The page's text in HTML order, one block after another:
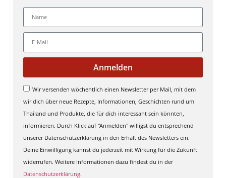
Wir versenden wöchentlich einen Newsletter per Mail, mit dem
wir dich über neue Rezepte, Informationen, Geschichten rund um
Thailand und Produkte, die für dich interessant sein könnten,
informieren. Durch Klick auf "Anmelden" willigst du entsprechend
unserer Datenschutzerklärung in den Erhalt des Newsletters ein.
Deine Einwilligung kannst du jederzeit mit Wirkung für die Zukunft
widerrufen. Weitere Informationen dazu findest du in der
Datenschutzerklärung.
Anmelden